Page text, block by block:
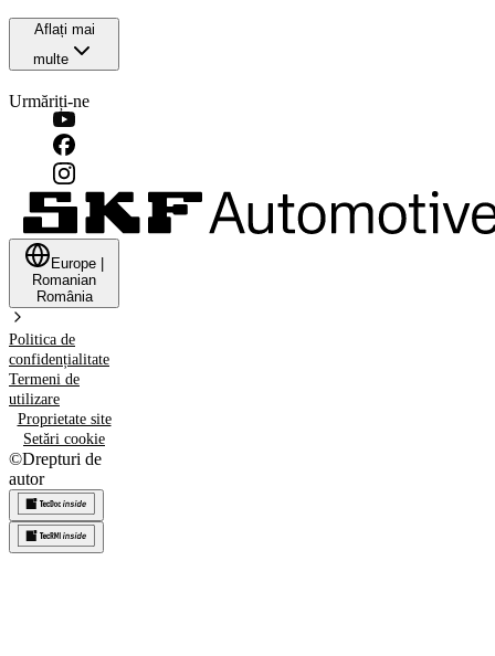
Aflați mai
multe
Urmăriți-ne
Europe
Romanian
România
Politica de
confidențialitate
Termeni de
utilizare
Proprietate site
Setări cookie
©Drepturi de
autor